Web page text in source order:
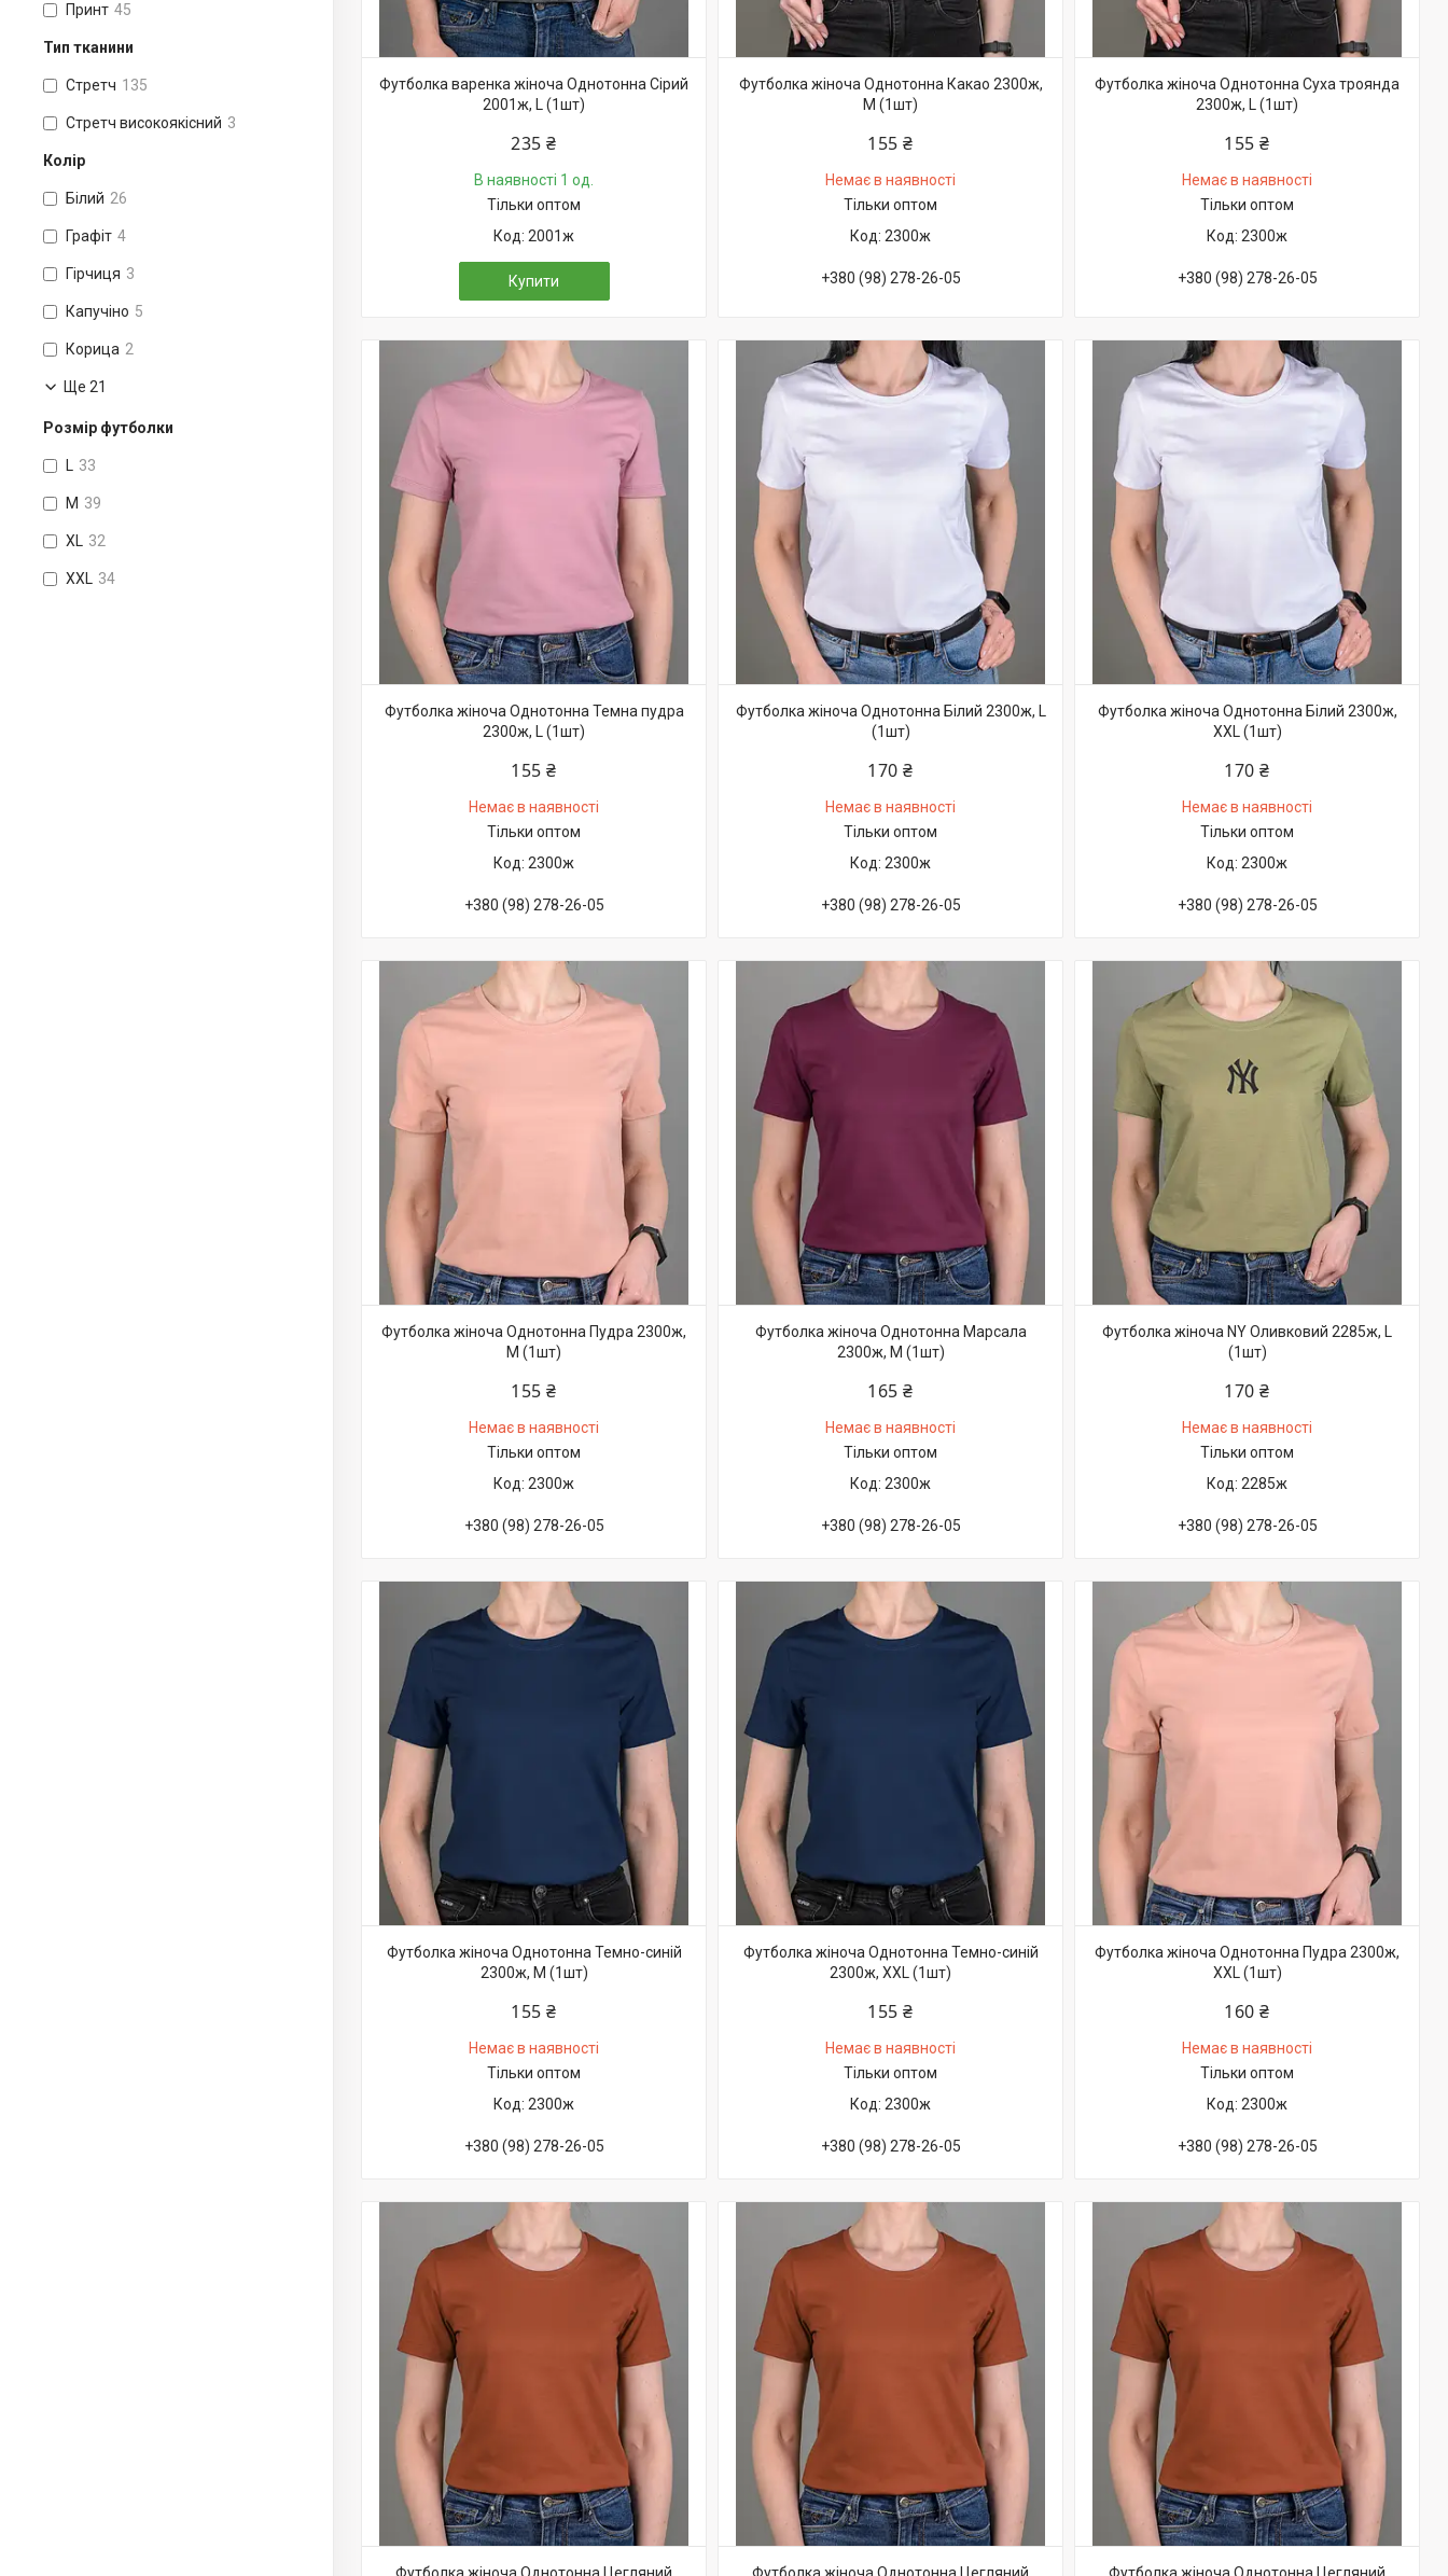
Принт 45
Тип тканини
Стретч 135
Стретч високоякісний 3
Колір
Білий 26
Графіт 4
Гірчиця 3
Капучіно 5
Корица 2
Ще 21
Розмір футболки
L 33
M 39
XL 32
XXL 34
Футболка варенка жіноча Однотонна Сірий
2001ж, L (1шт)
235 ₴
В наявності 1 од.
Тільки оптом
2001ж
Купити
Футболка жіноча Однотонна Какао 2300ж,
M (1шт)
155 ₴
Немає в наявності
Тільки оптом
2300ж
+380 (98) 278-26-05
Футболка жіноча Однотонна Суха троянда
2300ж, L (1шт)
155 ₴
Немає в наявності
Тільки оптом
2300ж
+380 (98) 278-26-05
Футболка жіноча Однотонна Темна пудра
2300ж, L (1шт)
155 ₴
Немає в наявності
Тільки оптом
2300ж
+380 (98) 278-26-05
Футболка жіноча Однотонна Білий 2300ж, L
(1шт)
170 ₴
Немає в наявності
Тільки оптом
2300ж
+380 (98) 278-26-05
Футболка жіноча Однотонна Білий 2300ж,
XXL (1шт)
170 ₴
Немає в наявності
Тільки оптом
2300ж
+380 (98) 278-26-05
Футболка жіноча Однотонна Пудра 2300ж,
M (1шт)
155 ₴
Немає в наявності
Тільки оптом
2300ж
+380 (98) 278-26-05
Футболка жіноча Однотонна Марсала
2300ж, M (1шт)
165 ₴
Немає в наявності
Тільки оптом
2300ж
+380 (98) 278-26-05
Футболка жіноча NY Оливковий 2285ж, L
(1шт)
170 ₴
Немає в наявності
Тільки оптом
2285ж
+380 (98) 278-26-05
Футболка жіноча Однотонна Темно-синій
2300ж, M (1шт)
155 ₴
Немає в наявності
Тільки оптом
2300ж
+380 (98) 278-26-05
Футболка жіноча Однотонна Темно-синій
2300ж, XXL (1шт)
155 ₴
Немає в наявності
Тільки оптом
2300ж
+380 (98) 278-26-05
Футболка жіноча Однотонна Пудра 2300ж,
XXL (1шт)
160 ₴
Немає в наявності
Тільки оптом
2300ж
+380 (98) 278-26-05